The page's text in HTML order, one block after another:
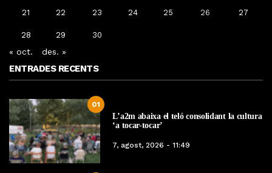
21 22 23 24 25 26 27
28 29 30
« oct. des. »
ENTRADES RECENTS
01
L’a2m abaixa el teló consolidant la cultura
‘a tocar-tocar’
7, agost, 2026 - 11:49